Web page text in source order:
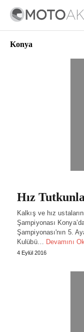
Konya
Hız
Kalkış ve hız
Şampiyonası
Şampiyonası'nın 5.
Kulübü… Devamını
4 Eylül 2016